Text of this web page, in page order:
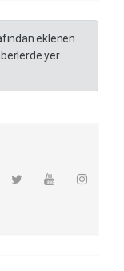
eklenen
yer